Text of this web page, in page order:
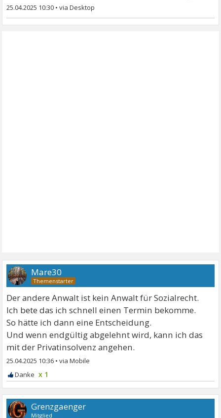
25.04.2025 10:30 •
Mare30
Der andere Anwalt ist kein Anwalt für Sozialrecht.
Ich bete das ich schnell einen Termin bekomme.
So hätte ich dann eine Entscheidung.
Und wenn endgültig abgelehnt wird, kann ich das
mit der Privatinsolvenz angehen.
25.04.2025 10:36 •
x 1
Grenzgaenger
Mitglied